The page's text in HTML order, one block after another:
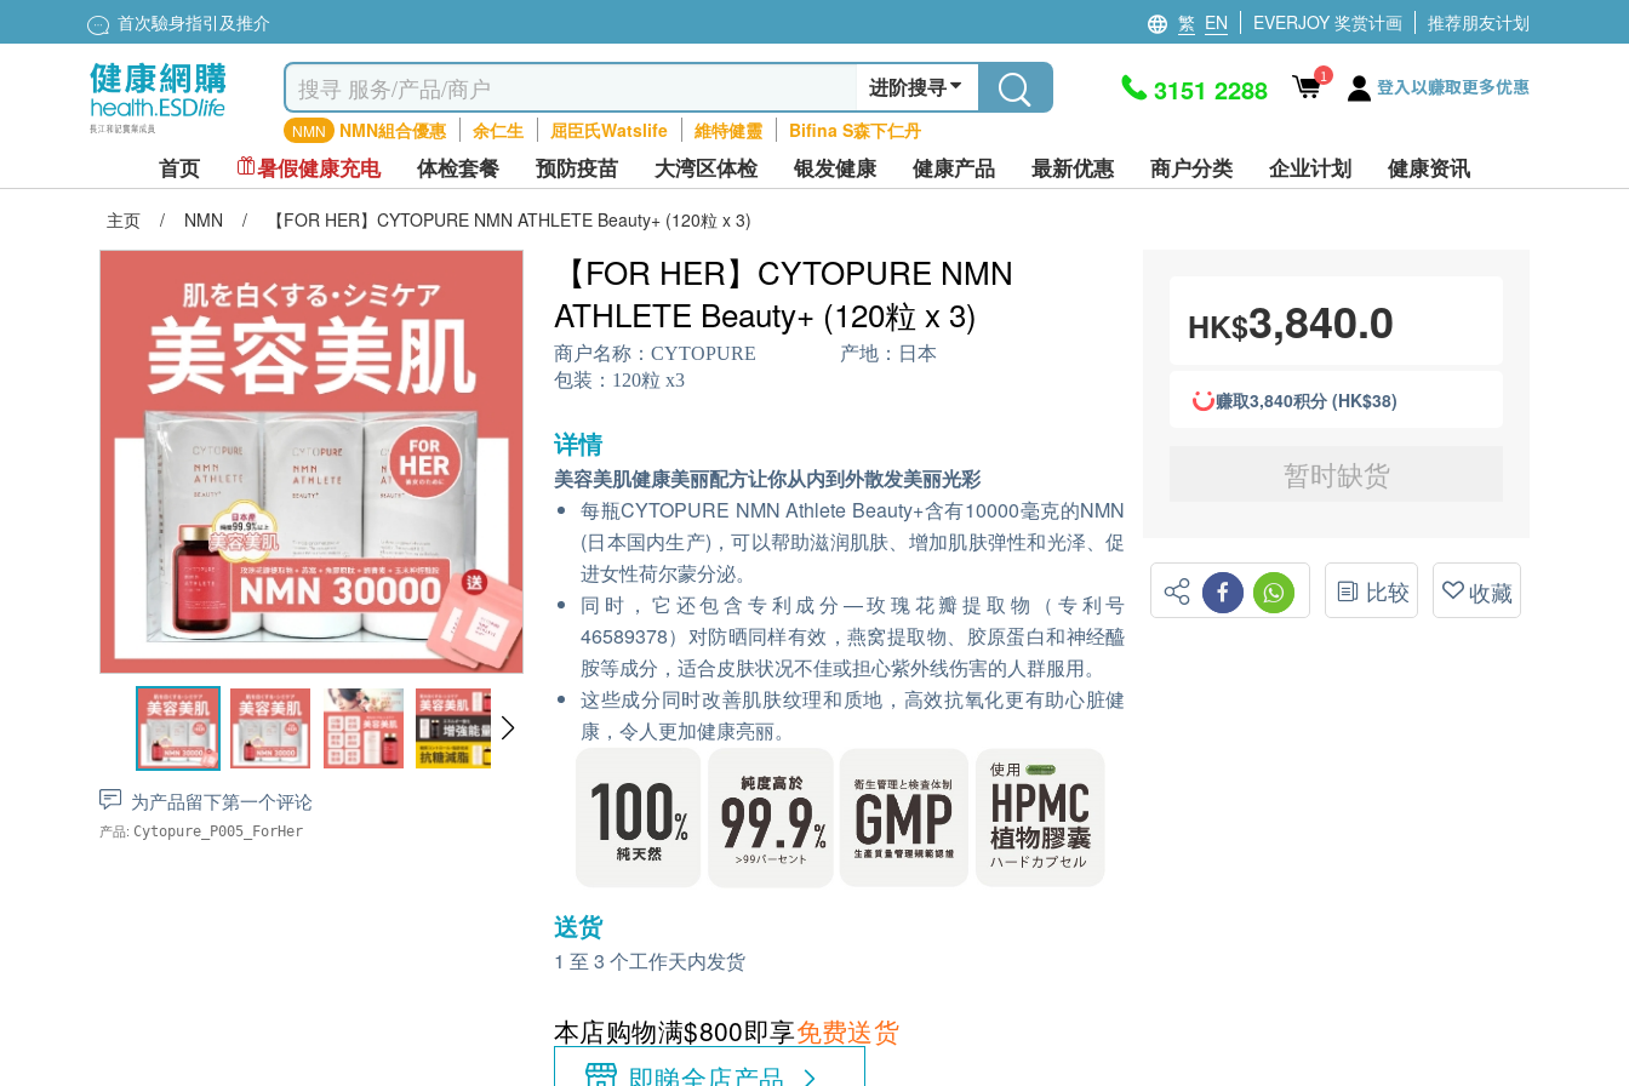
首次驗身指引及推介 繁 EN EVERJOY 奖赏计画 推荐朋友计划
进阶搜寻
NMN NMN組合優惠 余仁生 屈臣氏Watslife 維特健靈 Bifina S森下仁丹
3151 2288 1 登入以赚取更多优惠
首页 暑假健康充电 体检套餐 预防疫苗 大湾区体检 银发健康 健康产品 最新优惠 商户分类 企业计划 健康资讯
主页 / NMN / 【FOR HER】CYTOPURE NMN ATHLETE Beauty+ (120粒 x 3)
为产品留下第一个评论
产品: Cytopure_P005_ForHer
【FOR HER】CYTOPURE NMN
ATHLETE Beauty+ (120粒 x 3)
商户名称： CYTOPURE 产地： 日本
包装： 120粒 x3
详情
美容美肌健康美丽配方让你从内到外散发美丽光彩
每瓶CYTOPURE NMN Athlete Beauty+含有10000毫克的NMN
(日本国内生产)，可以帮助滋润肌肤、增加肌肤弹性和光泽、促
进女性荷尔蒙分泌。
同时，它还包含专利成分—玫瑰花瓣提取物（专利号
46589378）对防晒同样有效，燕窝提取物、胶原蛋白和神经醯
胺等成分，适合皮肤状况不佳或担心紫外线伤害的人群服用。
这些成分同时改善肌肤纹理和质地，高效抗氧化更有助心脏健
康，令人更加健康亮丽。
送货
1 至 3 个工作天内发货
本店购物满$800即享免费送货
即睇全店产品
HK$3,840.0
赚取3,840积分 (HK$38)
暂时缺货
比较 收藏